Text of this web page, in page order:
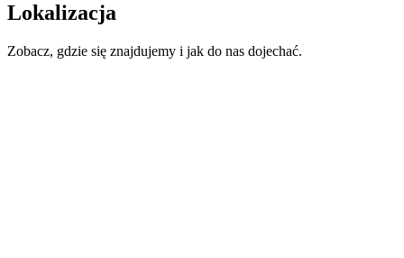
Lokalizacja
Zobacz, gdzie się znajdujemy i jak do nas dojechać.